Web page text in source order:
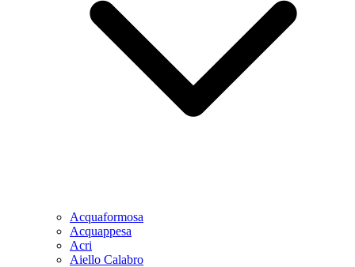
Acquaformosa
Acquappesa
Acri
Aiello Calabro